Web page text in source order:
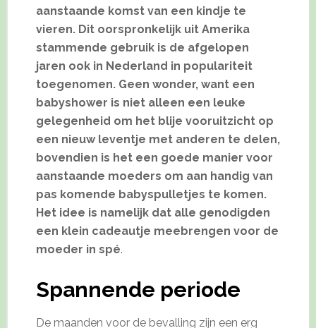
aanstaande komst van een kindje te
vieren. Dit oorspronkelijk uit Amerika
stammende gebruik is de afgelopen
jaren ook in Nederland in populariteit
toegenomen. Geen wonder, want een
babyshower is niet alleen een leuke
gelegenheid om het blije vooruitzicht op
een nieuw leventje met anderen te delen,
bovendien is het een goede manier voor
aanstaande moeders om aan handig van
pas komende babyspulletjes te komen.
Het idee is namelijk dat alle genodigden
een klein cadeautje meebrengen voor de
moeder in spé.
Spannende periode
De maanden voor de bevalling zijn een erg